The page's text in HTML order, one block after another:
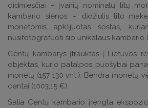
didmiesčiai – įvairių nominalų litų
kambario sienos – didžiulis lito
monetomis apklijuotas sostas,
nusifotografuoti šio unikalaus kambario
Centų kambarys įtrauktas į Lietuvos
objektas, kurio patalpos puošybai
monetų (157 130 vnt.). Bendra monetų
centai (1003,15 €).
Šalia Centų kambario įrengta